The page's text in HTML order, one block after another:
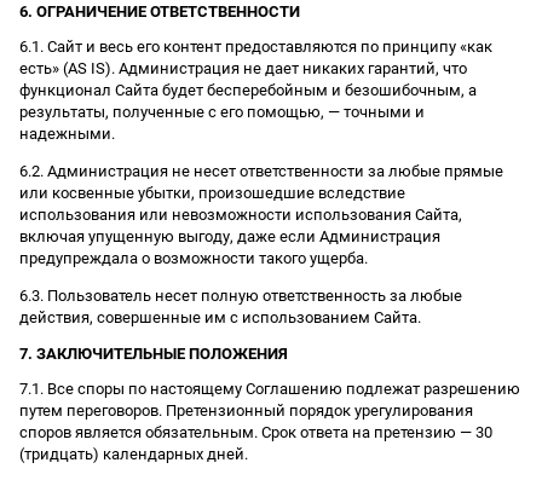
6. ОГРАНИЧЕНИЕ ОТВЕТСТВЕННОСТИ
6.1. Сайт и весь его контент предоставляются по принципу «как
есть» (AS IS). Администрация не дает никаких гарантий, что
функционал Сайта будет бесперебойным и безошибочным, а
результаты, полученные с его помощью, — точными и
надежными.
6.2. Администрация не несет ответственности за любые прямые
или косвенные убытки, произошедшие вследствие
использования или невозможности использования Сайта,
включая упущенную выгоду, даже если Администрация
предупреждала о возможности такого ущерба.
6.3. Пользователь несет полную ответственность за любые
действия, совершенные им с использованием Сайта.
7. ЗАКЛЮЧИТЕЛЬНЫЕ ПОЛОЖЕНИЯ
7.1. Все споры по настоящему Соглашению подлежат разрешению
путем переговоров. Претензионный порядок урегулирования
споров является обязательным. Срок ответа на претензию — 30
(тридцать) календарных дней.